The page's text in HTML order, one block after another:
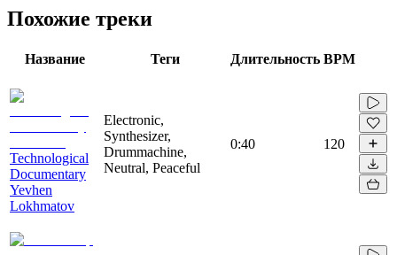
Похожие треки
Название Теги Длительность BPM
Technological
Documentary
Yevhen
Lokhmatov
Electronic,
Synthesizer,
Drummachine,
Neutral, Peaceful
0:40 120